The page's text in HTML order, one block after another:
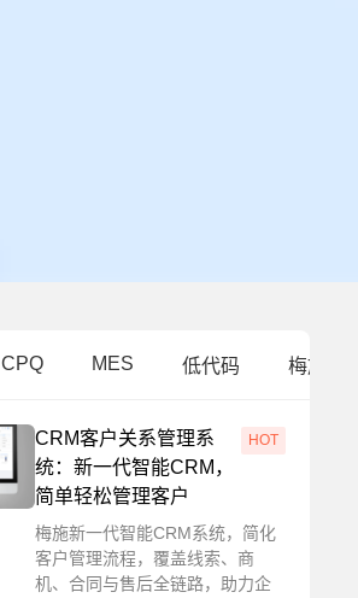
CPQ MES 低代码 梅施动
CRM客户关系管理系
统：新一代智能CRM，
简单轻松管理客户
HOT
梅施新一代智能CRM系统，简化
客户管理流程，覆盖线索、商
机、合同与售后全链路，助力企